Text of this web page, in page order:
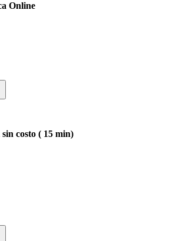
Online
costo ( 15 min)